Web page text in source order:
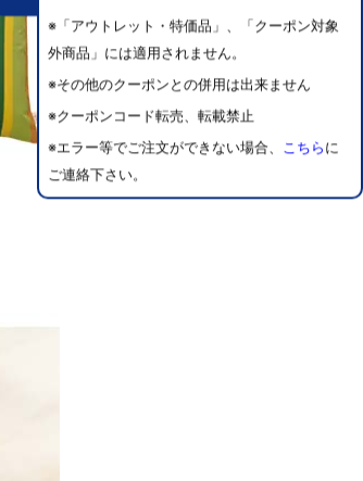
※「アウトレット・特価品」、「クーポン対象
外商品」には適用されません。
※その他のクーポンとの併用は出来ません
※クーポンコード転売、転載禁止
※エラー等でご注文ができない場合、 こちら に
ご連絡下さい。